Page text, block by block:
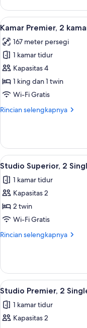
4
Bedroom
Premier,
Bedrooms
Lihat
semua
foto
untuk
Kamar
Premier,
2
tidur
5
Kamar Premier, 2
167 meter persegi
1 kamar tidur
Kapasitas 4
1 king dan 1 twin
Wi-Fi Gratis
Rincian selengkapnya
Rincian
Kamar
Premier,
2
tidur
Lihat
semua
foto
untuk
Studio
Superior,
2
1
Studio Superior, 2
1 kamar tidur
Kapasitas 2
2 twin
Wi-Fi Gratis
Rincian selengkapnya
Rincian
Studio
Superior,
2
Beds
Lihat
semua
foto
untuk
1
Studio Premier, 2
1 kamar tidur
Kapasitas 2